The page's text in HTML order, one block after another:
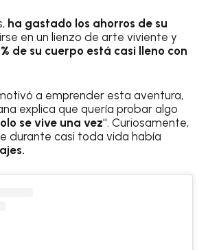
ha gastado los ahorros de su
en un lienzo de arte viviente y
de su cuerpo está casi lleno con
a emprender esta aventura,
explica que quería probar algo
se vive una vez". Curiosamente,
durante casi toda vida había